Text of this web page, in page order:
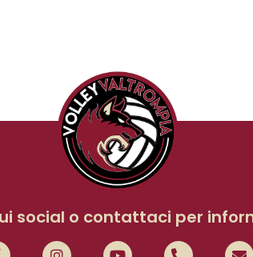
social o contattaci per